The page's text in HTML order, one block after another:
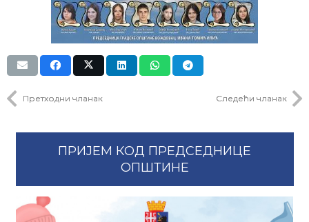
Претходни чланак Следећи чланак
ПРИЈЕМ КОД ПРЕДСЕДНИЦЕ
ОПШТИНЕ